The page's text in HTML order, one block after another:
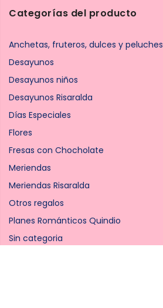
Categorías del producto
Anchetas, fruteros, dulces y peluches
Desayunos
Desayunos niños
Desayunos Risaralda
Días Especiales
Flores
Fresas con Chocholate
Meriendas
Meriendas Risaralda
Otros regalos
Planes Románticos Quindio
Sin categoria